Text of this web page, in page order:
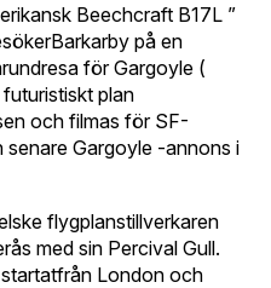
Beechcraft B17L ”
på en
för Gargoyle (
plan
och filmas för SF-
Gargoyle -annons i
flygplanstillverkaren
med sin Percival Gull.
London och